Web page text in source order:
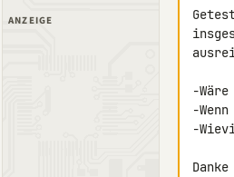
ANZEIGE
-
-
-